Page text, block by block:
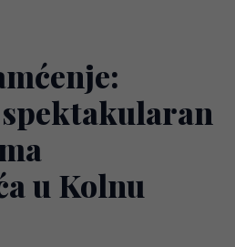
u Kolnu